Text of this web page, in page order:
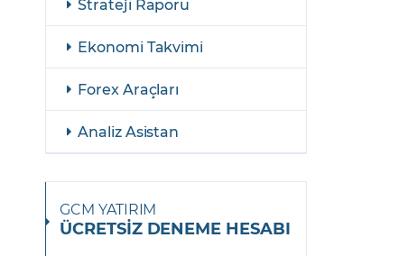
Strateji Raporu
Ekonomi Takvimi
Forex Araçları
Analiz Asistan
GCM YATIRIM
ÜCRETSİZ DENEME HESABI